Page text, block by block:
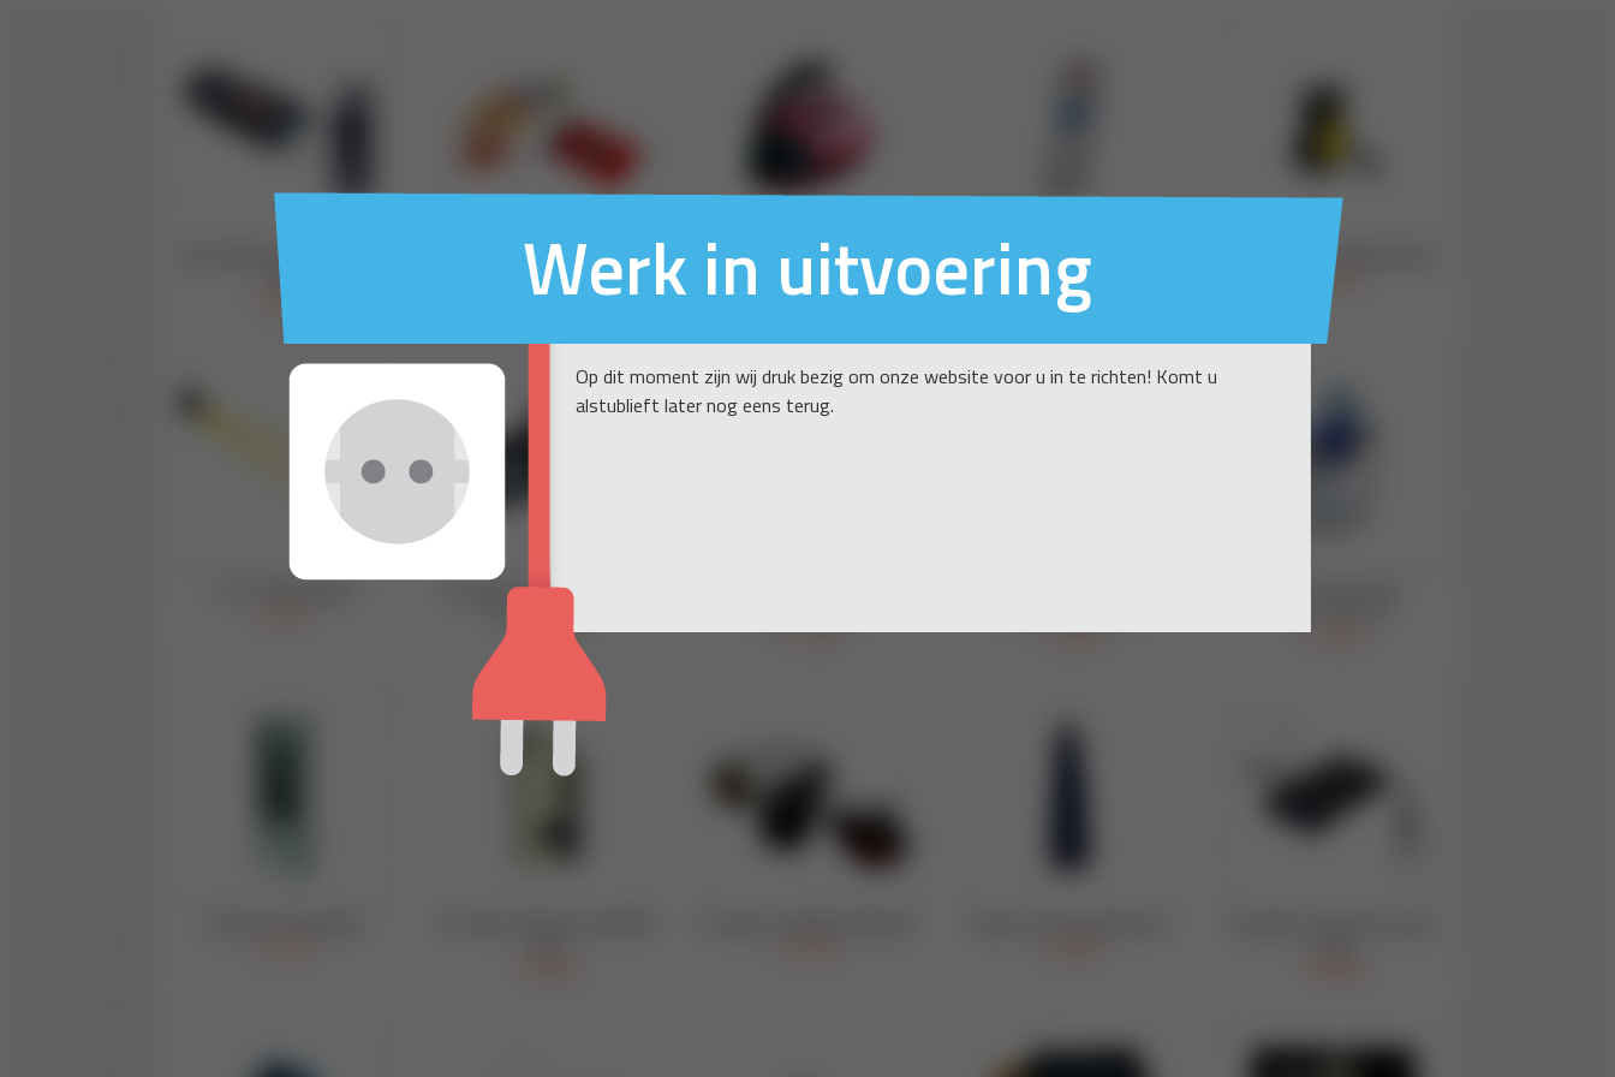
Werk in uitvoering
Op dit moment zijn wij druk bezig om onze website voor u in te richten! Komt u
alstublieft later nog eens terug.